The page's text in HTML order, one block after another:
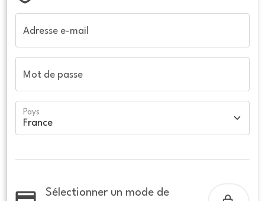
Adresse e-mail
Mot de passe
Pays
Sélectionner un mode de